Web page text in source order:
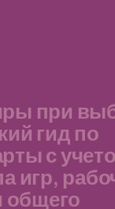
при
гид по
с
игр,
общего